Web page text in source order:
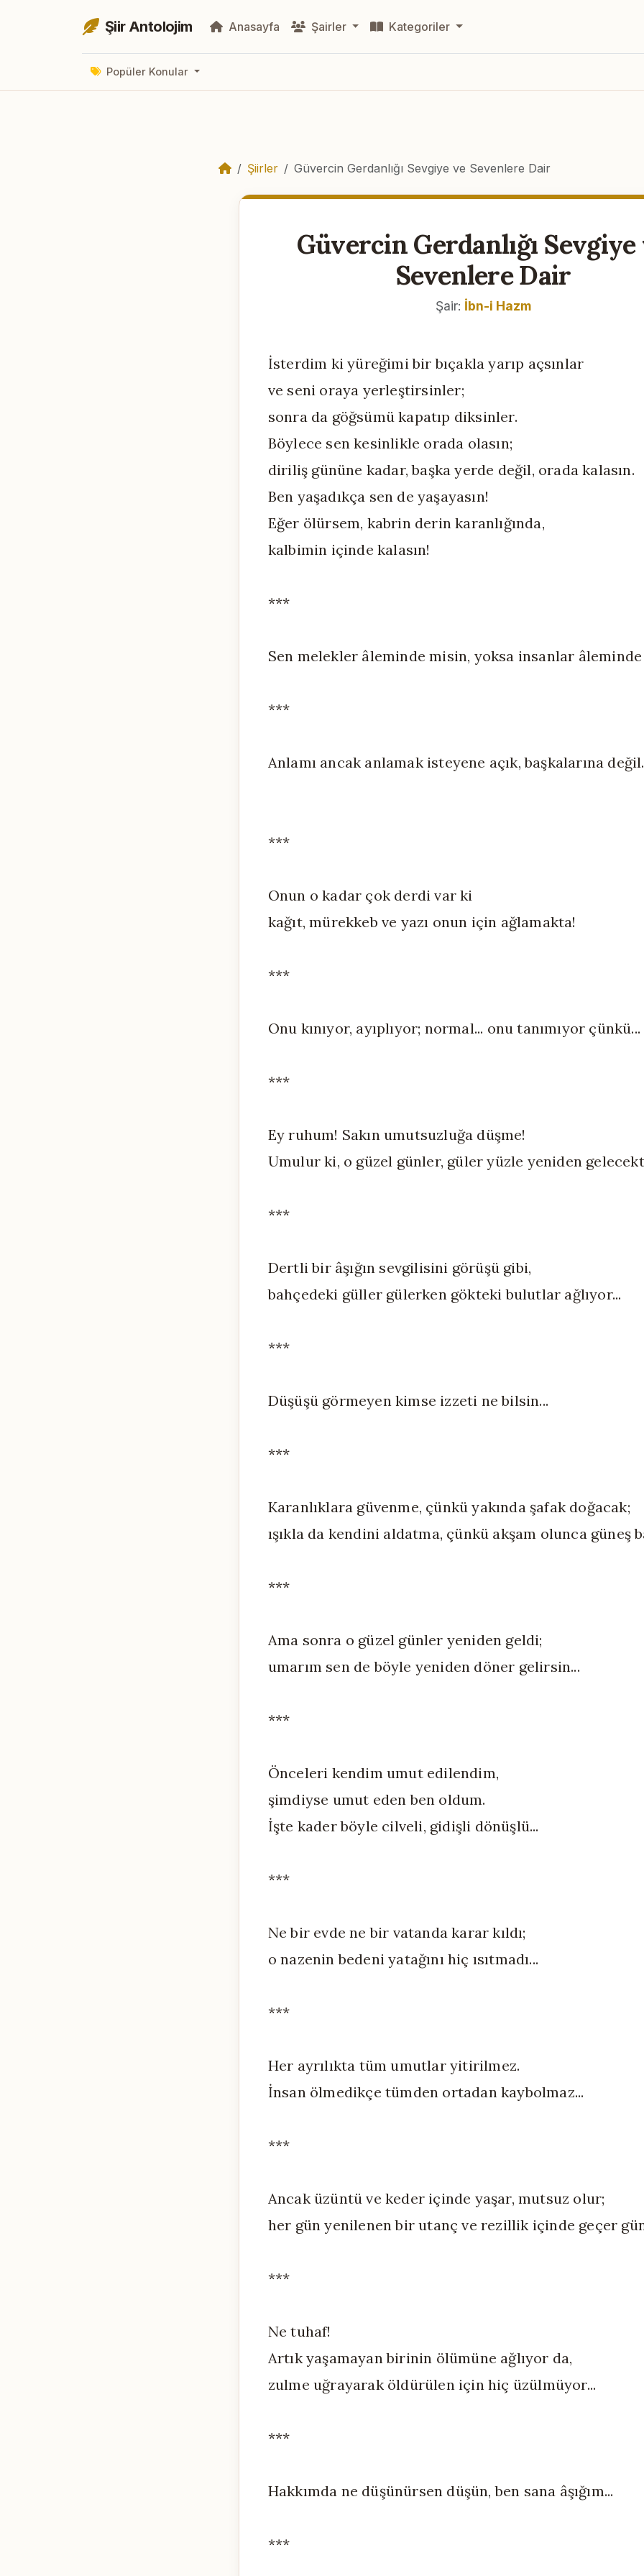
Şiir Antolojim Anasayfa Şairler Kategoriler
Popüler Konular
Şiirler Güvercin Gerdanlığı Sevgiye ve Sevenlere Dair
Güvercin Gerdanlığı Sevgiye
Sevenlere Dair
Şair: İbn-i Hazm
İsterdim ki yüreğimi bir bıçakla yarıp açsınlar
ve seni oraya yerleştirsinler;
sonra da göğsümü kapatıp diksinler.
Böylece sen kesinlikle orada olasın;
diriliş gününe kadar, başka yerde değil, orada kalasın.
Ben yaşadıkça sen de yaşayasın!
Eğer ölürsem, kabrin derin karanlığında,
kalbimin içinde kalasın!
***
Sen melekler âleminde misin, yoksa insanlar
***
Anlamı ancak anlamak isteyene açık, başkalarına
***
Onun o kadar çok derdi var ki
kağıt, mürekkeb ve yazı onun için ağlamakta!
***
Onu kınıyor, ayıplıyor; normal... onu tanımıyor çünkü...
***
Ey ruhum! Sakın umutsuzluğa düşme!
Umulur ki, o güzel günler, güler yüzle yeniden
***
Dertli bir âşığın sevgilisini görüşü gibi,
bahçedeki güller gülerken gökteki bulutlar ağlıyor...
***
Düşüşü görmeyen kimse izzeti ne bilsin...
***
Karanlıklara güvenme, çünkü yakında şafak doğacak;
ışıkla da kendini aldatma, çünkü akşam olunca güneş
***
Ama sonra o güzel günler yeniden geldi;
umarım sen de böyle yeniden döner gelirsin...
***
Önceleri kendim umut edilendim,
şimdiyse umut eden ben oldum.
İşte kader böyle cilveli, gidişli dönüşlü...
***
Ne bir evde ne bir vatanda karar kıldı;
o nazenin bedeni yatağını hiç ısıtmadı...
***
Her ayrılıkta tüm umutlar yitirilmez.
İnsan ölmedikçe tümden ortadan kaybolmaz...
***
Ancak üzüntü ve keder içinde yaşar, mutsuz olur;
her gün yenilenen bir utanç ve rezillik içinde geçer
***
Ne tuhaf!
Artık yaşamayan birinin ölümüne ağlıyor da,
zulme uğrayarak öldürülen için hiç üzülmüyor...
***
Hakkımda ne düşünürsen düşün, ben sana âşığım...
***